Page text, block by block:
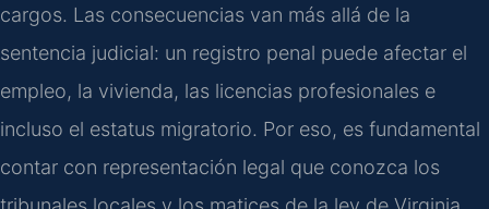
cargos. Las consecuencias van más allá de la
sentencia judicial: un registro penal puede afectar el
empleo, la vivienda, las licencias profesionales e
incluso el estatus migratorio. Por eso, es fundamental
contar con representación legal que conozca los